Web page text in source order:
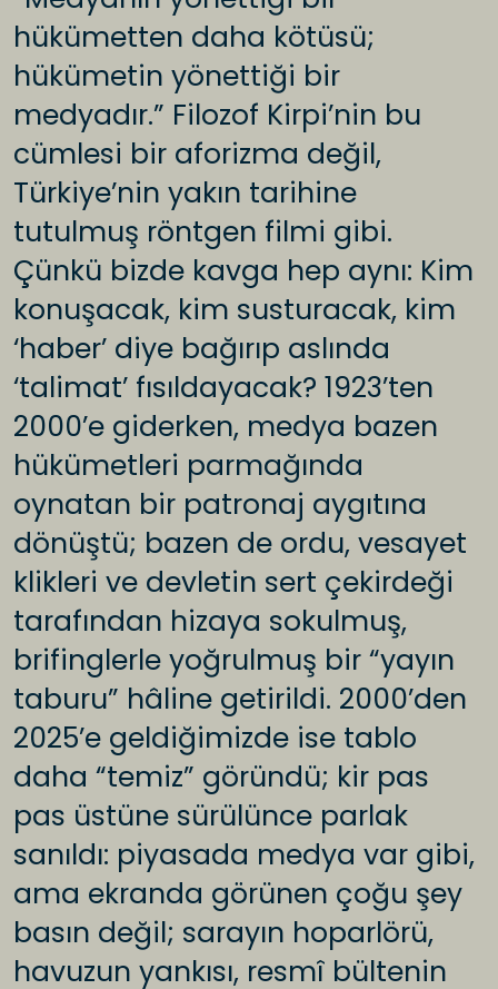
hükümetten daha kötüsü;
hükümetin yönettiği bir
medyadır.” Filozof Kirpi’nin bu
cümlesi bir aforizma değil,
Türkiye’nin yakın tarihine
tutulmuş röntgen filmi gibi.
Çünkü bizde kavga hep aynı: Kim
konuşacak, kim susturacak, kim
‘haber’ diye bağırıp aslında
‘talimat’ fısıldayacak? 1923’ten
2000’e giderken, medya bazen
hükümetleri parmağında
oynatan bir patronaj aygıtına
dönüştü; bazen de ordu, vesayet
klikleri ve devletin sert çekirdeği
tarafından hizaya sokulmuş,
brifinglerle yoğrulmuş bir “yayın
taburu” hâline getirildi. 2000’den
2025’e geldiğimizde ise tablo
daha “temiz” göründü; kir pas
pas üstüne sürülünce parlak
sanıldı: piyasada medya var gibi,
ama ekranda görünen çoğu şey
basın değil; sarayın hoparlörü,
havuzun yankısı, resmî bültenin